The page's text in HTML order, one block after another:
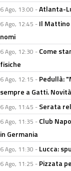
6 Ago, 13:00 -Atlanta-
6 Ago, 12:45 - Il Mattino
nomi
6 Ago, 12:30 - Come
fisiche
6 Ago, 12:15 - Pedullà:
sempre a Gatti.
6 Ago, 11:45 - Serata
6 Ago, 11:35 - Club
in Germania
6 Ago, 11:30 - Lucca:
6 Ago, 11:25 - Pizzata